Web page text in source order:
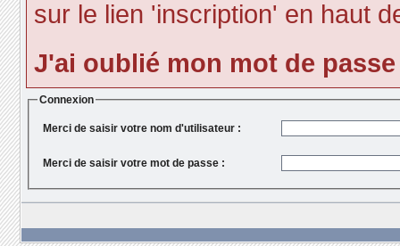
sur le lien 'inscription' en haut
J'ai oublié mon mot de
Connexion
Merci de saisir votre nom d'utilisateur :
Merci de saisir votre mot de passe :